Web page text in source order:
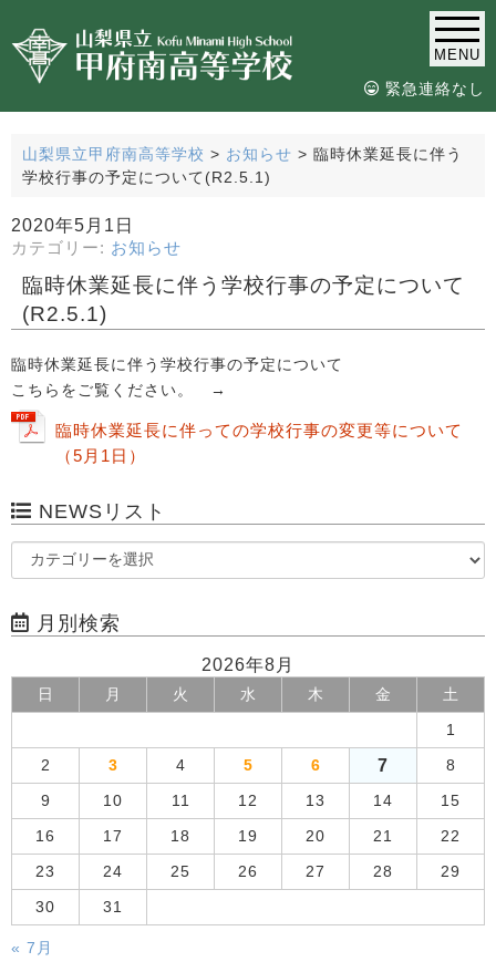
MENU
緊急連絡なし
山梨県立甲府南高等学校 > お知らせ > 臨時休業延長に伴う
学校行事の予定について(R2.5.1)
2020年5月1日
カテゴリー: お知らせ
臨時休業延長に伴う学校行事の予定について
(R2.5.1)
臨時休業延長に伴う学校行事の予定について
こちらをご覧ください。 →
臨時休業延長に伴っての学校行事の変更等について
（5月1日）
NEWSリスト
月別検索
2026年8月
日 月 火 水 木 金 土
1
2 3 4 5 6 7 8
9 10 11 12 13 14 15
16 17 18 19 20 21 22
23 24 25 26 27 28 29
30 31
« 7月